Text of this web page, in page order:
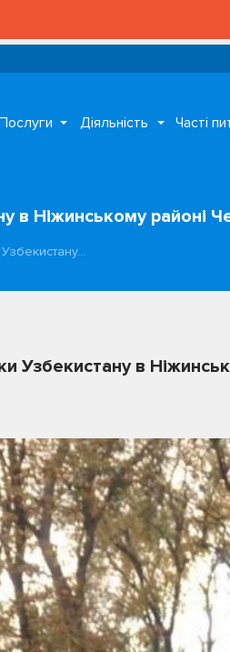
Діяльність Часті
Ніжинському районі
в